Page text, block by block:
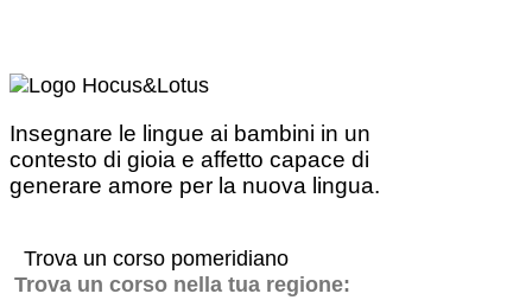
Insegnare le lingue ai bambini in un
contesto di gioia e affetto capace di
generare amore per la nuova lingua.
Trova un corso pomeridiano
Trova un corso nella tua regione: